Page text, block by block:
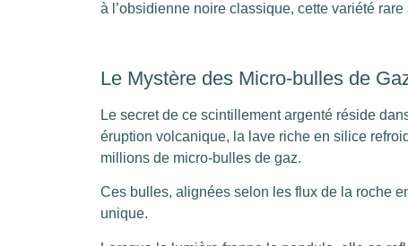
à l’obsidienne noire classique, cette variété
Le Mystère des Micro-bulles de
Le secret de ce scintillement argenté réside
éruption volcanique, la lave riche en silice
millions de micro-bulles de gaz.
Ces bulles, alignées selon les flux de la roche
unique.